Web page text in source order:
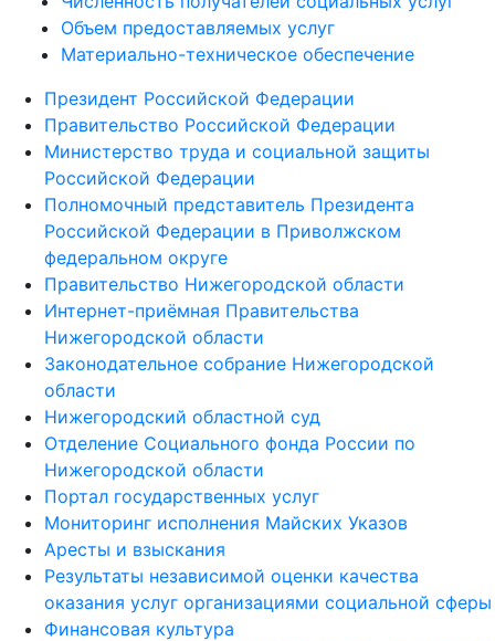
Объем предоставляемых услуг
Материально-техническое обеспечение
Президент Российской Федерации
Правительство Российской Федерации
Министерство труда и социальной защиты
Российской Федерации
Полномочный представитель Президента
Российской Федерации в Приволжском
федеральном округе
Правительство Нижегородской области
Интернет-приёмная Правительства
Нижегородской области
Законодательное собрание Нижегородской
области
Нижегородский областной суд
Отделение Социального фонда России по
Нижегородской области
Портал государственных услуг
Мониторинг исполнения Майских Указов
Аресты и взыскания
Результаты независимой оценки качества
оказания услуг организациями социальной сферы
Финансовая культура